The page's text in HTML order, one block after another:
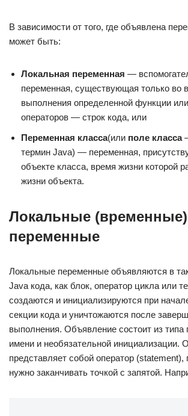
В зависимости от того, где объявлена
может быть:
Локальная переменная —
переменная, существующая только во
выполнения определенной функции
операторов — строк кода, или
Переменная класса(или поле класса
термин Java) — переменная,
объекте класса, время жизни которой
жизни объекта.
Локальные (временные)
переменные
Локальные переменные объявляются в
Java кода, как блок, оператор цикла или
создаются и инициализируются при
секции кода и уничтожаются после
выполнения. Объявление состоит из типа
имени и необязательной инициализации.
представляет собой оператор (statement),
нужно заканчивать точкой с запятой.